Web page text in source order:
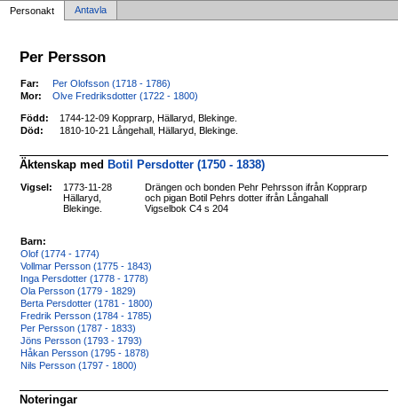
Personakt Antavla
Per Persson
Far:
Per Olofsson (1718 - 1786)
Mor:
Olve Fredriksdotter (1722 - 1800)
Född:
1744-12-09 Kopprarp, Hällaryd, Blekinge.
Död:
1810-10-21 Långehall, Hällaryd, Blekinge.
Äktenskap med Botil Persdotter (1750 - 1838)
Vigsel:
1773-11-28
Hällaryd,
Blekinge.
Drängen och bonden Pehr Pehrsson ifrån Kopprarp
och pigan Botil Pehrs dotter ifrån Långahall
Vigselbok C4 s 204
Barn:
Olof (1774 - 1774)
Vollmar Persson (1775 - 1843)
Inga Persdotter (1778 - 1778)
Ola Persson (1779 - 1829)
Berta Persdotter (1781 - 1800)
Fredrik Persson (1784 - 1785)
Per Persson (1787 - 1833)
Jöns Persson (1793 - 1793)
Håkan Persson (1795 - 1878)
Nils Persson (1797 - 1800)
Noteringar